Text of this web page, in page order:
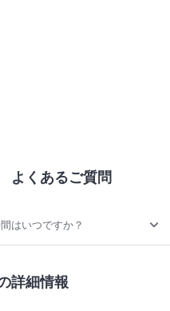
くあるご質問
はいつですか？
詳細情報